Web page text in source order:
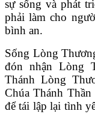
sự sống và phát
phải làm cho
bình an.
Sống Lòng
đón nhận Lòng
Thánh Lòng
Chúa Thánh
để tái lập lại tình